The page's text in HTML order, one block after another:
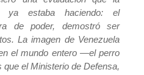
ya estaba haciendo: el
de poder, demostró ser
La imagen de Venezuela
el mundo entero —el perro
el Ministerio de Defensa,